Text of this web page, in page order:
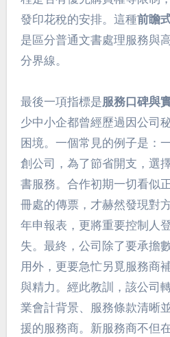
發印花稅的安排。這種前瞻
是區分普通文書處理服務與
分界線。
最後一項指標是服務口碑與
少中小企都曾經歷過因公司
困境。一個常見的例子是：
創公司，為了節省開支，選
書服務。合作初期一切看似
冊處的傳票，才赫然發現對
年申報表，更將重要控制人
失。最終，公司除了要承擔
用外，更要急忙另覓服務商
與精力。經此教訓，該公司
業會計背景、服務條款清晰
援的服務商。新服務商不但